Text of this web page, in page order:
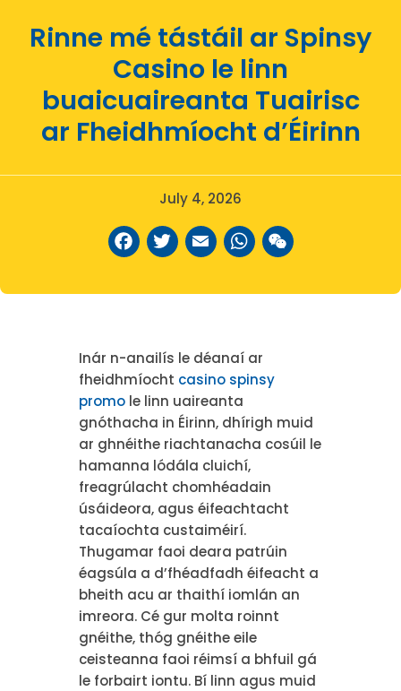
Rinne mé tástáil ar Spinsy
Casino le linn
buaicuaireanta Tuairisc
ar Fheidhmíocht d’Éirinn
July 4, 2026
Facebook
Twitter
Email
Inár n-anailís le déanaí ar
fheidhmíocht casino spinsy
promo le linn uaireanta
gnóthacha in Éirinn, dhírigh muid
ar ghnéithe riachtanacha cosúil le
hamanna lódála cluichí,
freagrúlacht chomhéadain
úsáideora, agus éifeachtacht
tacaíochta custaiméirí.
Thugamar faoi deara patrúin
éagsúla a d’fhéadfadh éifeacht a
bheith acu ar thaithí iomlán an
imreora. Cé gur molta roinnt
gnéithe, thóg gnéithe eile
ceisteanna faoi réimsí a bhfuil gá
le forbairt iontu. Bí linn agus muid